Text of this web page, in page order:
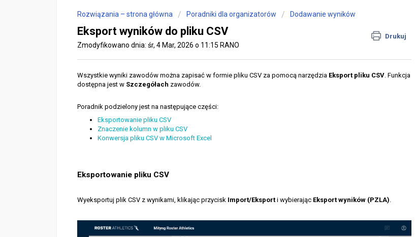
Rozwiązania – strona główna Poradniki dla organizatorów Dodawanie wyników
Eksport wyników do pliku CSV Drukuj
Zmodyfikowano dnia: śr, 4 Mar, 2026 o 11:15 RANO
Wszystkie wyniki zawodów można zapisać w formie pliku CSV za pomocą narzędzia Eksport pliku CSV . Funkcja
dostępna jest w Szczegółach zawodów.
Poradnik podzielony jest na następujące części:
Eksportowanie pliku CSV
Znaczenie kolumn w pliku CSV
Konwersja pliku CSV w Microsoft Excel
Eksportowanie pliku CSV
Wyeksportuj plik CSV z wynikami, klikając przycisk Import/Eksport i wybierając Eksport wyników (PZLA)